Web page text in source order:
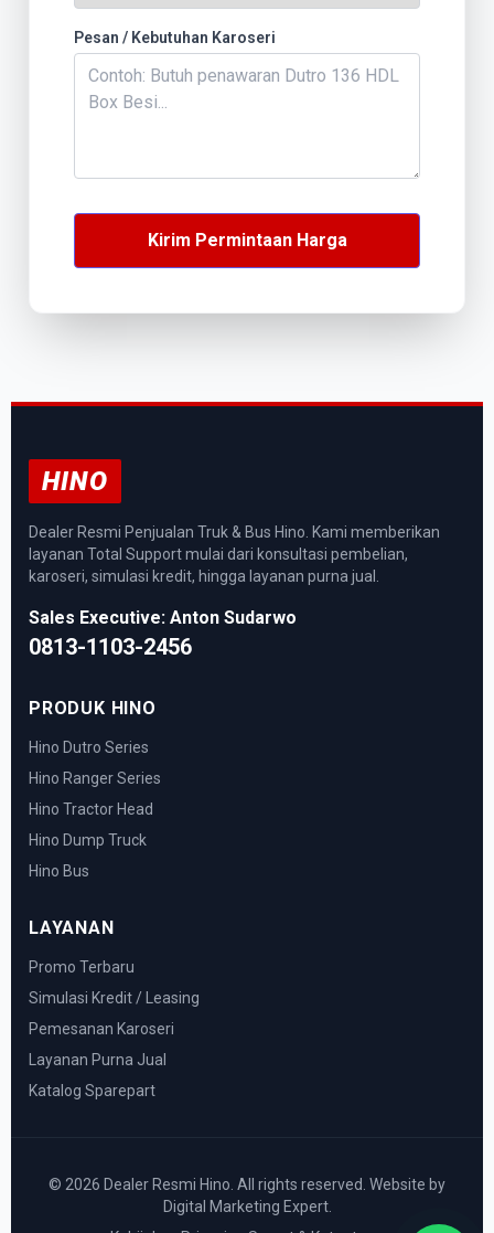
Pesan / Kebutuhan Karoseri
Kirim Permintaan Harga
HINO
Dealer Resmi Penjualan Truk & Bus Hino. Kami memberikan
layanan Total Support mulai dari konsultasi pembelian,
karoseri, simulasi kredit, hingga layanan purna jual.
Sales Executive: Anton Sudarwo
0813-1103-2456
PRODUK HINO
Hino Dutro Series
Hino Ranger Series
Hino Tractor Head
Hino Dump Truck
Hino Bus
LAYANAN
Promo Terbaru
Simulasi Kredit / Leasing
Pemesanan Karoseri
Layanan Purna Jual
Katalog Sparepart
© 2026 Dealer Resmi Hino. All rights reserved. Website by
Digital Marketing Expert.